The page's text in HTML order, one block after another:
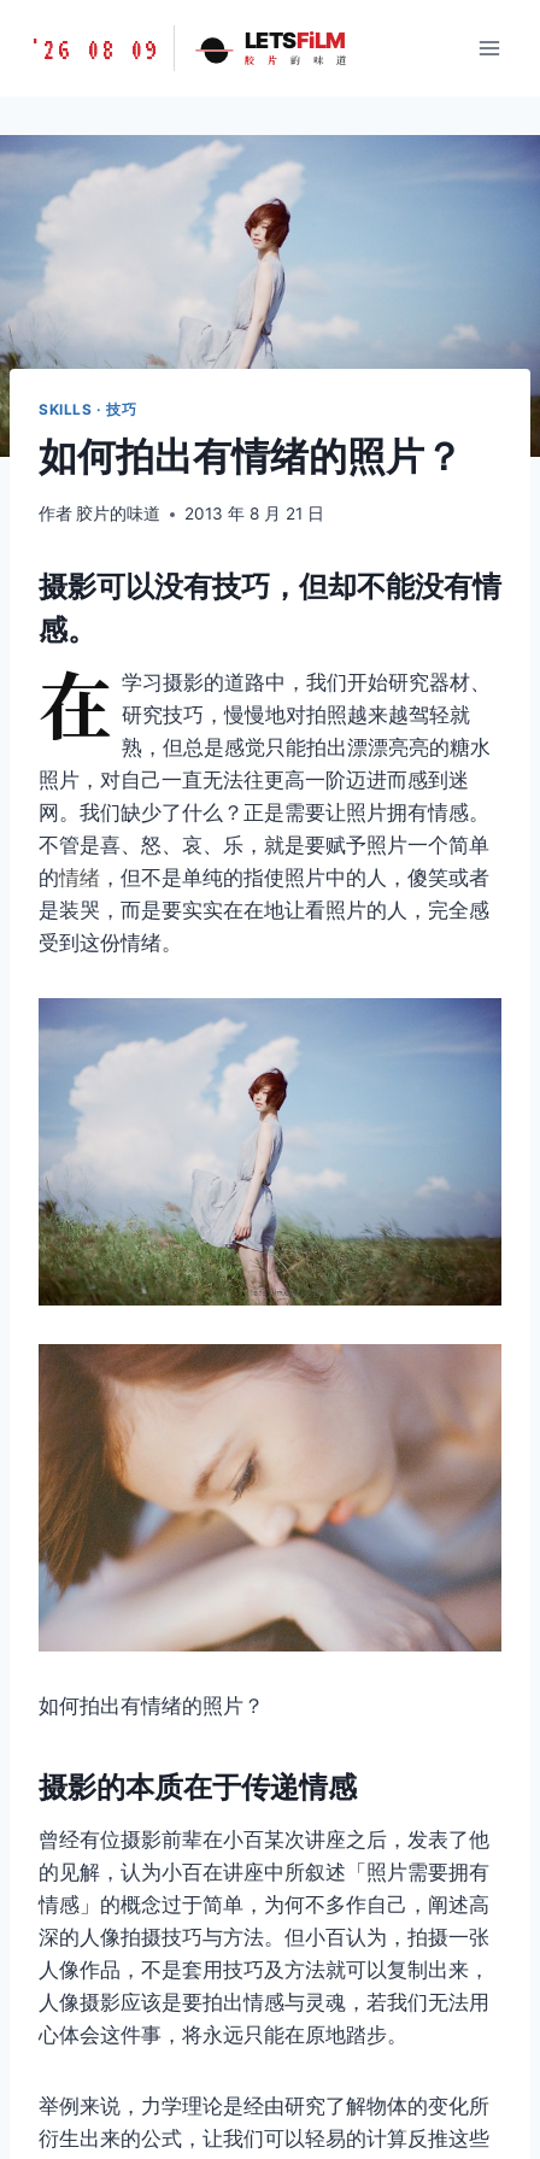
胶
味
LETSFILM
'26 08 09 LETSFiLM
胶 片 的 味 道
SKILLS · 技巧
如何拍出有情绪的照片？
作者 胶片的味道 2013 年 8 月 21 日
摄影可以没有技巧，但却不能没有情
感。
在 学习摄影的道路中，我们开始研究器材、
研究技巧，慢慢地对拍照越来越驾轻就
熟，但总是感觉只能拍出漂漂亮亮的糖水
照片，对自己一直无法往更高一阶迈进而感到迷
网。我们缺少了什么？正是需要让照片拥有情感。
不管是喜、怒、哀、乐，就是要赋予照片一个简单
的情绪 ，但不是单纯的指使照片中的人，傻笑或者
是装哭，而是要实实在在地让看照片的人，完全感
受到这份情绪。
如何拍出有情绪的照片？
摄影的本质在于传递情感
曾经有位摄影前辈在小百某次讲座之后，发表了他
的见解，认为小百在讲座中所叙述「照片需要拥有
情感」的概念过于简单，为何不多作自己，阐述高
深的人像拍摄技巧与方法。但小百认为，拍摄一张
人像作品，不是套用技巧及方法就可以复制出来，
人像摄影应该是要拍出情感与灵魂，若我们无法用
心体会这件事，将永远只能在原地踏步。
举例来说，力学理论是经由研究了解物体的变化所
衍生出来的公式，让我们可以轻易的计算反推这些